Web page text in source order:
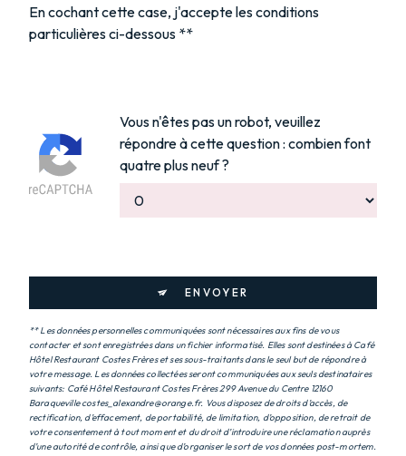
En cochant cette case, j'accepte les conditions
particulières ci-dessous **
Vous n'êtes pas un robot, veuillez
répondre à cette question : combien font
quatre plus neuf ?
ENVOYER
** Les données personnelles communiquées sont nécessaires aux fins de vous
contacter et sont enregistrées dans un fichier informatisé. Elles sont destinées à Café
Hôtel Restaurant Costes Frères et ses sous-traitants dans le seul but de répondre à
votre message. Les données collectées seront communiquées aux seuls destinataires
suivants: Café Hôtel Restaurant Costes Frères 299 Avenue du Centre 12160
Baraqueville costes_alexandre@orange.fr. Vous disposez de droits d’accès, de
rectification, d’effacement, de portabilité, de limitation, d’opposition, de retrait de
votre consentement à tout moment et du droit d’introduire une réclamation auprès
d’une autorité de contrôle, ainsi que d’organiser le sort de vos données post-mortem.